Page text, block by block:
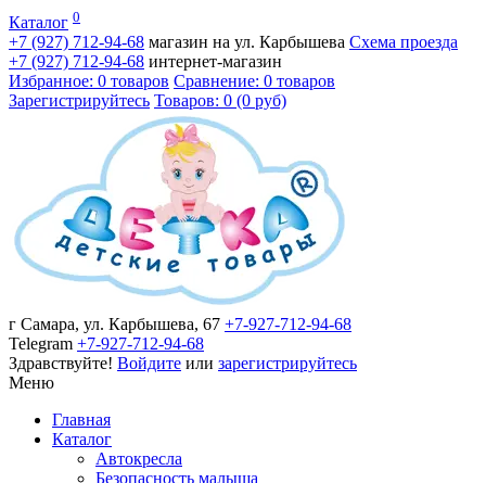
Каталог 0
+7 (927) 712-94-68 магазин на ул. Карбышева Схема проезда
+7 (927) 712-94-68 интернет-магазин
Избранное: 0 товаров Сравнение: 0 товаров
Зарегистрируйтесь Товаров: 0 (0 руб)
г Самара, ул. Карбышева, 67 +7-927-712-94-68
Telegram +7-927-712-94-68
Здравствуйте! Войдите или зарегистрируйтесь
Меню
Главная
Каталог
Автокресла
Безопасность малыша